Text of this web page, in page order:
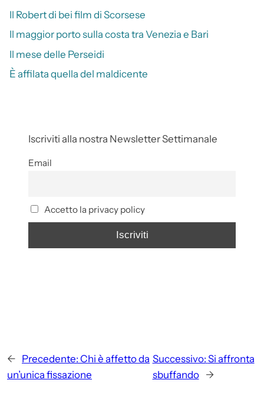
Il Robert di bei film di Scorsese
Il maggior porto sulla costa tra Venezia e Bari
Il mese delle Perseidi
È affilata quella del maldicente
Iscriviti alla nostra Newsletter Settimanale
Email
Accetto la privacy policy
← Precedente: Chi è affetto da
un’unica fissazione
Successivo: Si affronta
sbuffando
→